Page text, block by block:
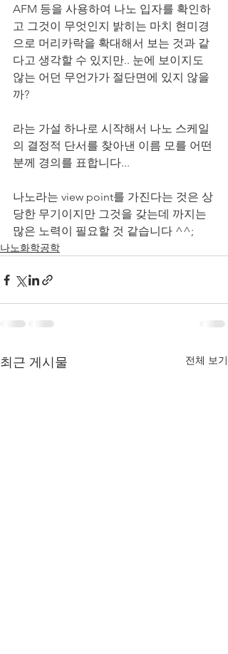
AFM 등을 사용하여 나노 입자를 확인하
고 그것이 무엇인지 밝히는 마치 현미경
으로 머리카락을 확대해서 보는 것과 같
다고 생각할 수 있지만.. 눈에 보이지도
않는 어던 무언가가 절단면에 있지 않을
까?
라는 가설 하나로 시작해서 나노 스케일
의 결정적 단서를 찾아낸 이름 모를 어떤
분께 경의를 표합니다...
나노라는 view point를 가진다는 것은 상
당한 무기이지만 그것을 갖는데 까지는
많은 노력이 필요할 것 같습니다 ^^;
나노화학공학
최근 게시물 전체 보기